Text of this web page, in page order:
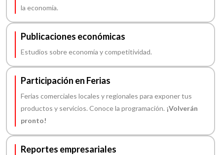
la economía.
Publicaciones económicas
Estudios sobre economía y competitividad.
Participación en Ferias
Ferias comerciales locales y regionales para exponer tus
productos y servicios. Conoce la programación. ¡Volverán
pronto!
Reportes empresariales